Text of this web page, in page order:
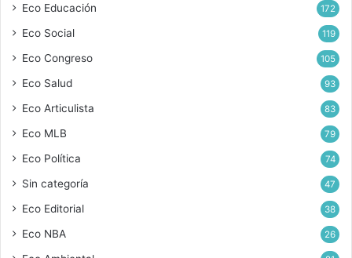
Eco Educación 172
Eco Social 119
Eco Congreso 105
Eco Salud 93
Eco Articulista 83
Eco MLB 79
Eco Política 74
Sin categoría 47
Eco Editorial 38
Eco NBA 26